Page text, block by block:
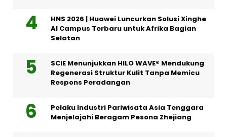
HNS 2026 | Huawei Luncurkan Solusi Xinghe
AI Campus Terbaru untuk Afrika Bagian
Selatan
SCIE Menunjukkan HILO WAVE® Mendukung
Regenerasi Struktur Kulit Tanpa Memicu
Respons Peradangan
Pelaku Industri Pariwisata Asia Tenggara
Menjelajahi Beragam Pesona Zhejiang